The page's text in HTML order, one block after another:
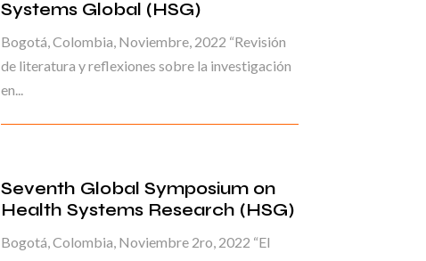
Systems Global (HSG)
Bogotá, Colombia, Noviembre, 2022 “Revisión
de literatura y reflexiones sobre la investigación
en...
Seventh Global Symposium on
Health Systems Research (HSG)
Bogotá, Colombia, Noviembre 2ro, 2022 “El